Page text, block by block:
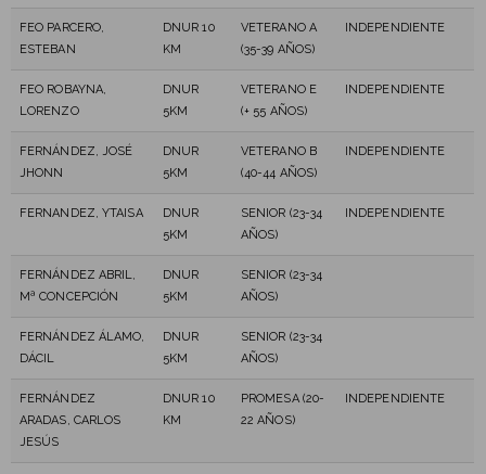
FEO PARCERO,
ESTEBAN
DNUR 10
KM
VETERANO A
(35-39 AÑOS)
INDEPENDIENTE
FEO ROBAYNA,
LORENZO
DNUR
5KM
VETERANO E
(+ 55 AÑOS)
INDEPENDIENTE
FERNÁNDEZ, JOSÉ
JHONN
DNUR
5KM
VETERANO B
(40-44 AÑOS)
INDEPENDIENTE
FERNANDEZ, YTAISA
DNUR
5KM
SENIOR (23-34
AÑOS)
INDEPENDIENTE
FERNÁNDEZ ABRIL,
Mª CONCEPCIÓN
DNUR
5KM
SENIOR (23-34
AÑOS)
FERNÁNDEZ ÁLAMO,
DÁCIL
DNUR
5KM
SENIOR (23-34
AÑOS)
FERNÁNDEZ
ARADAS, CARLOS
JESÚS
DNUR 10
KM
PROMESA (20-
22 AÑOS)
INDEPENDIENTE